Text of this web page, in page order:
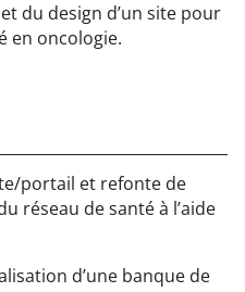
du design d’un site pour
en oncologie.
portail et refonte de
réseau de santé à l’aide
d’une banque de